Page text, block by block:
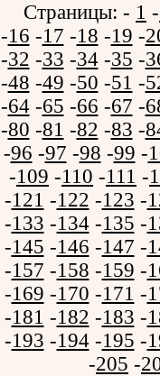
Страницы: - 1 -
-16 -17 -18 -19 -
-32 -33 -34-35 -
-48 -49 -50 -51 -
-64-65 -66 -67 -
-80 -81 -82 -83 -
-96 -97 -98 -99 -
-109 -110 -111 -
-121 -122 -123 -
-133 -134-135 -
-145 -146 -147 -
-157 -158 -159 -
-169 -170 -171 -
-181 -182 -183 -
-193 -194-195 -
-205 -